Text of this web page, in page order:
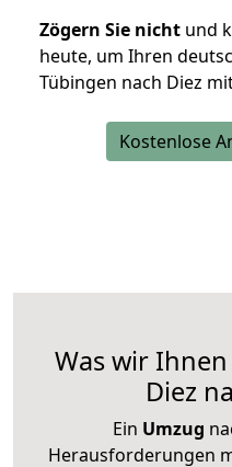
Zögern Sie nicht und
heute, um Ihren
Tübingen nach Diez
Kostenlose
Was wir
Diez
Ein Umzug
Herausforderungen